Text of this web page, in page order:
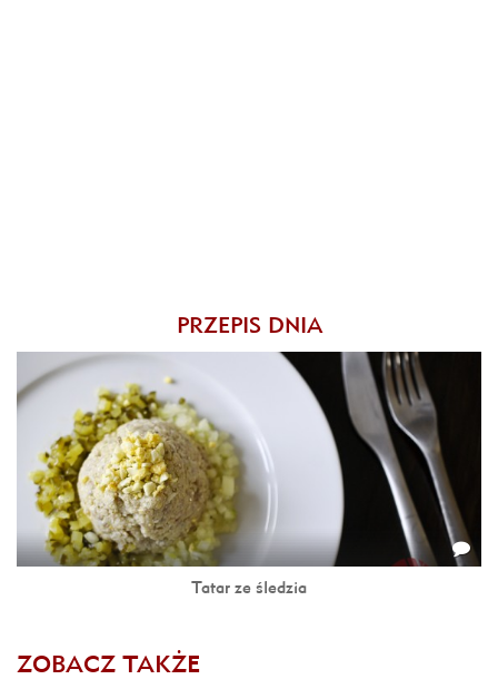
PRZEPIS DNIA
Tatar ze śledzia
ZOBACZ TAKŻE